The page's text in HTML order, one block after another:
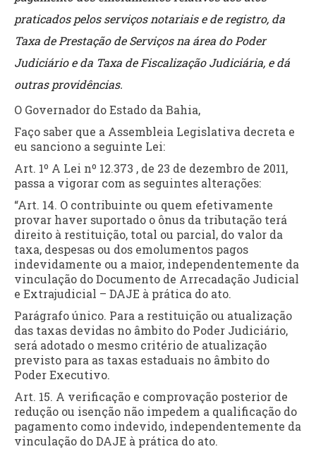
praticados pelos serviços notariais e de registro, da
Taxa de Prestação de Serviços na área do Poder
Judiciário e da Taxa de Fiscalização Judiciária, e dá
outras providências.
O Governador do Estado da Bahia,
Faço saber que a Assembleia Legislativa decreta e
eu sanciono a seguinte Lei:
Art. 1º A Lei nº 12.373 , de 23 de dezembro de 2011,
passa a vigorar com as seguintes alterações:
“Art. 14. O contribuinte ou quem efetivamente
provar haver suportado o ônus da tributação terá
direito à restituição, total ou parcial, do valor da
taxa, despesas ou dos emolumentos pagos
indevidamente ou a maior, independentemente da
vinculação do Documento de Arrecadação Judicial
e Extrajudicial – DAJE à prática do ato.
Parágrafo único. Para a restituição ou atualização
das taxas devidas no âmbito do Poder Judiciário,
será adotado o mesmo critério de atualização
previsto para as taxas estaduais no âmbito do
Poder Executivo.
Art. 15. A verificação e comprovação posterior de
redução ou isenção não impedem a qualificação do
pagamento como indevido, independentemente da
vinculação do DAJE à prática do ato.